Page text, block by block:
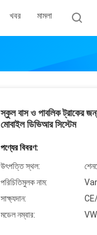
খবর মামলা
স্কুল বাস ও পাবলিক ট্রাকের
মোবাইল ডিভিআর সিস্টেম
পণ্যের বিবরণ:
উৎপত্তি স্থল:
পরিচিতিমুলক নাম:
সাক্ষ্যদান:
মডেল নম্বার: